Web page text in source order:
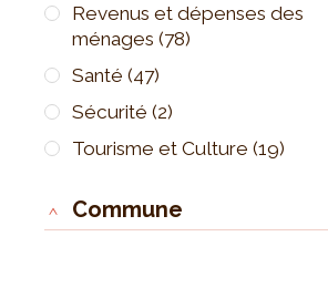
Revenus et dépenses des
ménages (78)
Santé (47)
Sécurité (2)
Tourisme et Culture (19)
Commune